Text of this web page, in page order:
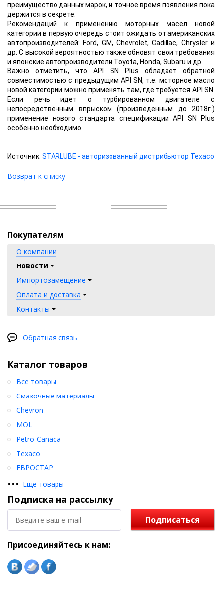
преимущество данных марок, и точное время появления пока
держится в секрете.
Рекомендаций к применению моторных масел новой
категории в первую очередь стоит ожидать от американских
автопроизводителей: Ford, GM, Chevrolet, Cadillac, Chrysler и
др. С высокой вероятностью также обновят свои требования
и японские автопроизводители Toyota, Honda, Subaru и др.
Важно отметить, что API SN Plus обладает обратной
совместимостью с предыдущим API SN, т.е. моторное масло
новой категории можно применять там, где требуется API SN.
Если речь идет о турбированном двигателе с
непосредственным впрыском (произведенным до 2018г.)
применение нового стандарта спецификации API SN Plus
особенно необходимо.
Источник: STARLUBE - авторизованный дистрибьютор Texaco
Возврат к списку
Покупателям
О компании
Новости
Импортозамещение
Оплата и доставка
Контакты
Обратная связь
Каталог товаров
••• Еще товары
Все товары
Смазочные материалы
Chevron
MOL
Petro-Canada
Texaco
ЕВРОСТАР
Подписка на рассылку
Подписаться
Присоединяйтесь к нам: